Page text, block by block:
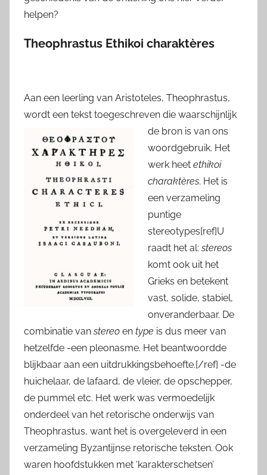
helpen?
Theophrastus Ethikoi charaktères
Aan een leerling van Aristoteles, Theophrastus,
wordt een tekst toegeschreven die waarschijnlijk
de bron is van ons
woordgebruik. Het
werk heet ethikoi
charaktères. Het is
een verzameling
puntige
stereotypes[ref]U
raadt het al:stereos
komt ook uit het
Grieks en betekent
vast, solide, stabiel,
onveranderbaar. De
combinatie vanstereo en type is dus meer van
hetzelfde -een pleonasme. Het beantwoordde
blijkbaar aan een uitdrukkingsbehoefte.[/ref] -de
huichelaar, de lafaard, de vleier, de opschepper,
de pummel etc. Het werk was vermoedelijk
onderdeel van het retorische onderwijs van
Theophrastus, want het is overgeleverd in een
verzameling Byzantijnse retorische teksten. Ook
waren hoofdstukken met ‘karakterschetsen’